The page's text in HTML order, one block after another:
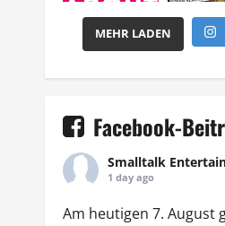
MEHR LADEN
Facebook-
Smalltalk
1 day ago
Am heutigen 7. August